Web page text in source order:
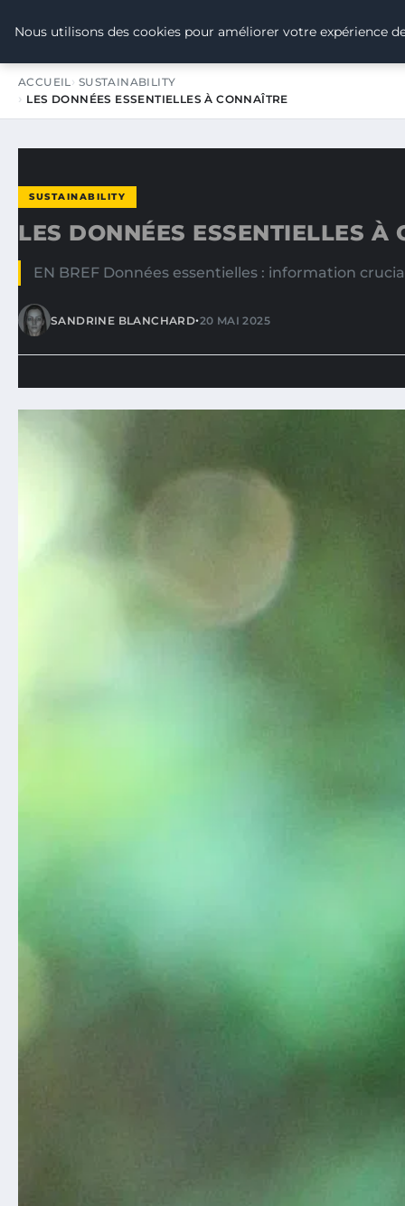
TOUR DE FRANCE POUR LE
ACCUEIL SUSTAINABILITY
LES DONNÉES ESSENTIELLES À CONNAÎTRE
SUSTAINABILITY
LES DONNÉES ESSENTIELLES À
EN BREF Données essentielles : information
SANDRINE BLANCHARD•20 MAI 2025
Nous utilisons des cookies pour améliorer votre expérience